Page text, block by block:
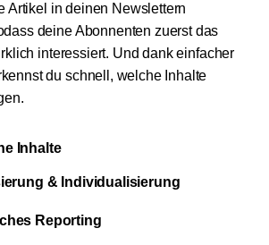
Artikel in deinen Newslettern
deine Abonnenten zuerst das
interessiert. Und dank einfacher
du schnell, welche Inhalte
Inhalte
& Individualisierung
Reporting